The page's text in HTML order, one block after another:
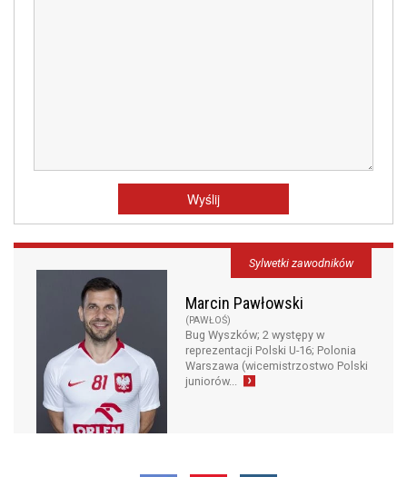
Marcin Pawłowski
(PAWŁOŚ)
Bug Wyszków; 2 występy w
reprezentacji Polski U-16; Polonia
Warszawa (wicemistrzostwo Polski
juniorów...
Sylwetki zawodników